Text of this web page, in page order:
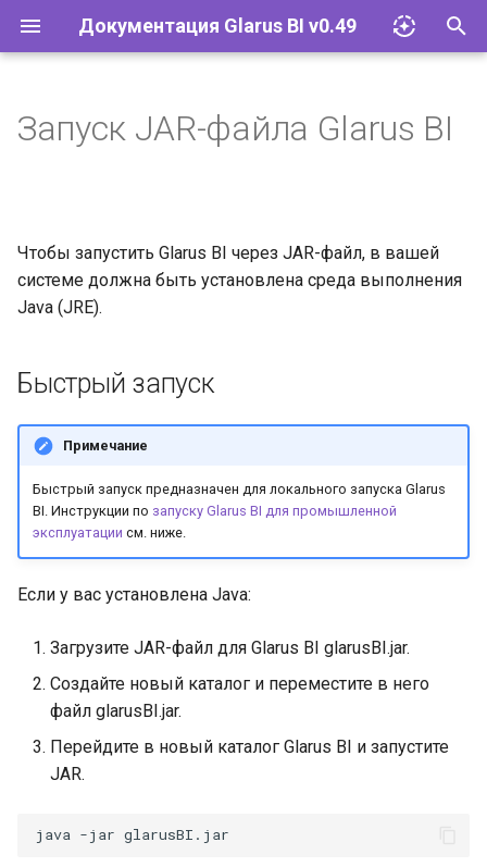
Документация Glarus BI v0.49
л
з
а
Импорт файлов Excel
Визуализации
Дашборды
организация
Установка и эксплуатация
Базы данных
Учётные записи и группы
Устранение проблем
Документация API
Запуск JAR-файла Glarus BI
Чтобы запустить Glarus BI через JAR-файл, в вашей
системе должна быть установлена среда выполнения
Java (JRE).
Быстрый запуск
Примечание
Быстрый запуск предназначен для локального запуска Glarus
BI. Инструкции по запуску Glarus BI для промышленной
эксплуатации см. ниже.
Если у вас установлена Java:
Загрузите JAR-файл для Glarus BI glarusBI.jar.
Создайте новый каталог и переместите в него
файл glarusBI.jar.
Перейдите в новый каталог Glarus BI и запустите
JAR.
java -jar